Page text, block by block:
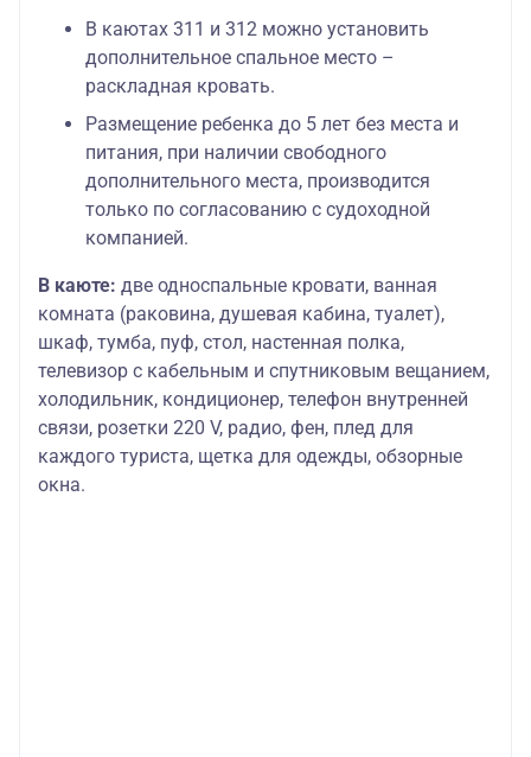
В каютах 311 и 312 можно установить
дополнительное спальное место –
раскладная кровать.
Размещение ребенка до 5 лет без места и
питания, при наличии свободного
дополнительного места, производится
только по согласованию с судоходной
компанией.
В каюте: две односпальные кровати, ванная
комната (раковина, душевая кабина, туалет),
шкаф, тумба, пуф, стол, настенная полка,
телевизор с кабельным и спутниковым вещанием,
холодильник, кондиционер, телефон внутренней
связи, розетки 220 V, радио, фен, плед для
каждого туриста, щетка для одежды, обзорные
окна.